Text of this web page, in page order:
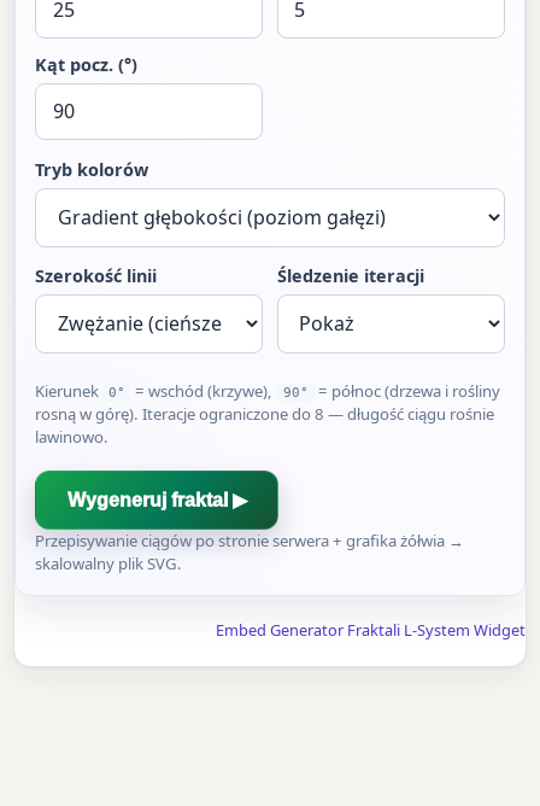
Kąt pocz. (°)
Tryb kolorów
Szerokość linii Śledzenie iteracji
Kierunek 0° = wschód (krzywe), 90°
= północ (drzewa i rośliny
rosną w górę). Iteracje ograniczone do 8 — długość ciągu rośnie
lawinowo.
Wygeneruj fraktal ▶
Przepisywanie ciągów po stronie serwera + grafika żółwia →
skalowalny plik SVG.
Embed Generator Fraktali L-System Widget